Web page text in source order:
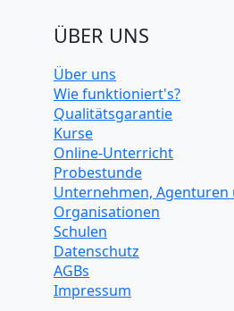
ÜBER UNS
Über uns
Wie funktioniert's?
Qualitätsgarantie
Kurse
Online-Unterricht
Probestunde
Unternehmen, Agenturen
Organisationen
Schulen
Datenschutz
AGBs
Impressum